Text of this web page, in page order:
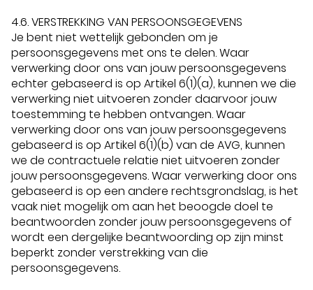
4.6. VERSTREKKING VAN PERSOONSGEGEVENS
Je bent niet wettelijk gebonden om je
persoonsgegevens met ons te delen. Waar
verwerking door ons van jouw persoonsgegevens
echter gebaseerd is op Artikel 6(1)(a), kunnen we die
verwerking niet uitvoeren zonder daarvoor jouw
toestemming te hebben ontvangen. Waar
verwerking door ons van jouw persoonsgegevens
gebaseerd is op Artikel 6(1)(b) van de AVG, kunnen
we de contractuele relatie niet uitvoeren zonder
jouw persoonsgegevens. Waar verwerking door ons
gebaseerd is op een andere rechtsgrondslag, is het
vaak niet mogelijk om aan het beoogde doel te
beantwoorden zonder jouw persoonsgegevens of
wordt een dergelijke beantwoording op zijn minst
beperkt zonder verstrekking van die
persoonsgegevens.